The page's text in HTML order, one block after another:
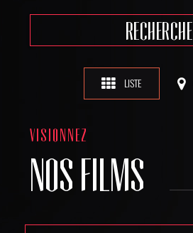
RECHERCHE
LISTE
VISIONNEZ
NOS FILMS